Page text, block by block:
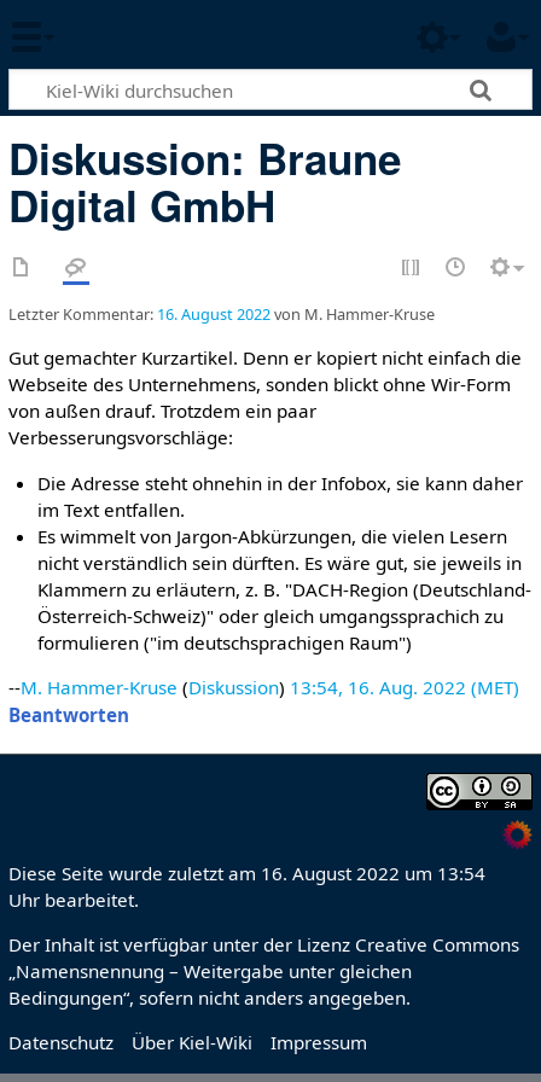
Diskussion: Braune
Digital GmbH
Letzter Kommentar: 16. August 2022von M. Hammer-Kruse
Gut gemachter Kurzartikel. Denn er kopiert nicht einfach die
Webseite des Unternehmens, sonden blickt ohne Wir-Form
von außen drauf. Trotzdem ein paar
Verbesserungsvorschläge:
Die Adresse steht ohnehin in der Infobox, sie kann daher
im Text entfallen.
Es wimmelt von Jargon-Abkürzungen, die vielen Lesern
nicht verständlich sein dürften. Es wäre gut, sie jeweils in
Klammern zu erläutern, z. B. "DACH-Region (Deutschland-
Österreich-Schweiz)" oder gleich umgangssprachich zu
formulieren ("im deutschsprachigen Raum")
--M. Hammer-Kruse (Diskussion) 13:54, 16. Aug. 2022 (MET)
Beantworten
Diese Seite wurde zuletzt am 16. August 2022 um 13:54
Uhr bearbeitet.
Der Inhalt ist verfügbar unter der Lizenz Creative Commons
„Namensnennung – Weitergabe unter gleichen
Bedingungen“, sofern nicht anders angegeben.
Datenschutz
Über Kiel-Wiki Impressum